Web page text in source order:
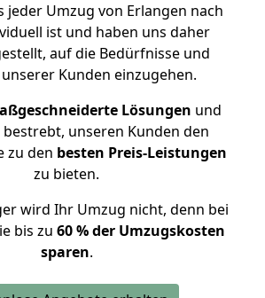
jeder Umzug von Erlangen nach
ist und haben uns daher
auf die Bedürfnisse und
Kunden einzugehen.
Lösungen und
unseren Kunden den
zu den besten Preis-Leistungen
zu bieten.
wird Ihr Umzug nicht, denn bei
bis zu 60 % der Umzugskosten
sparen.